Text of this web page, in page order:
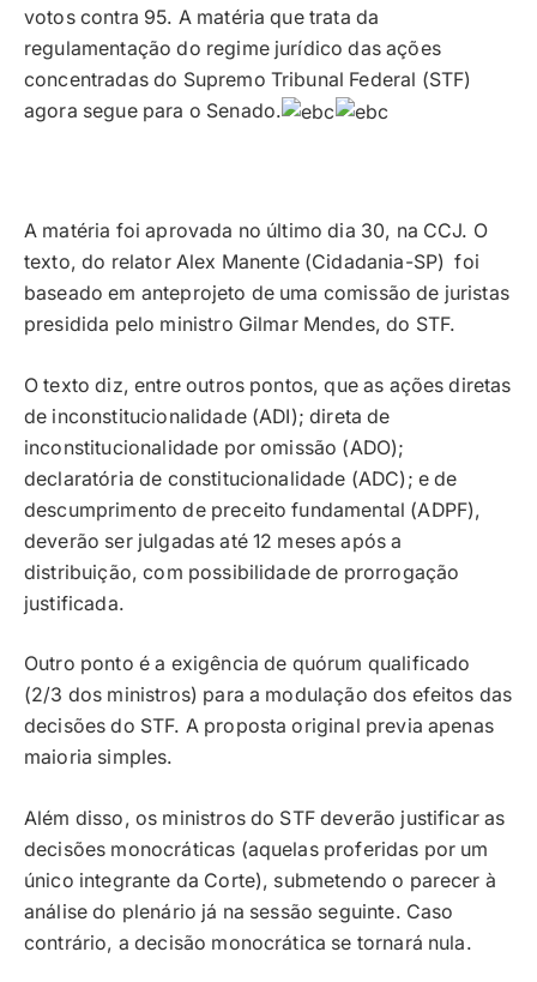
votos contra 95. A matéria que trata da
regulamentação do regime jurídico das ações
concentradas do Supremo Tribunal Federal (STF)
agora segue para o Senado.
A matéria foi aprovada no último dia 30, na CCJ. O
texto, do relator Alex Manente (Cidadania-SP) foi
baseado em anteprojeto de uma comissão de juristas
presidida pelo ministro Gilmar Mendes, do STF.
O texto diz, entre outros pontos, que as ações diretas
de inconstitucionalidade (ADI); direta de
inconstitucionalidade por omissão (ADO);
declaratória de constitucionalidade (ADC); e de
descumprimento de preceito fundamental (ADPF),
deverão ser julgadas até 12 meses após a
distribuição, com possibilidade de prorrogação
justificada.
Outro ponto é a exigência de quórum qualificado
(2/3 dos ministros) para a modulação dos efeitos das
decisões do STF. A proposta original previa apenas
maioria simples.
Além disso, os ministros do STF deverão justificar as
decisões monocráticas (aquelas proferidas por um
único integrante da Corte), submetendo o parecer à
análise do plenário já na sessão seguinte. Caso
contrário, a decisão monocrática se tornará nula.